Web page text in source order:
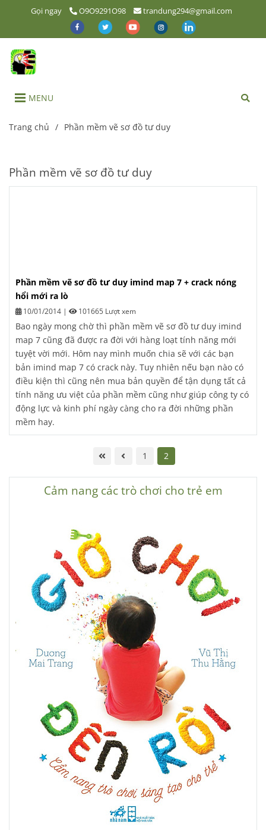
Gọi ngay O9O9291O98 trandung294@gmail.com
MENU
Trang chủ / Phần mềm vẽ sơ đồ tư duy
Phần mềm vẽ sơ đồ tư duy
Phần mềm vẽ sơ đồ tư duy imind map 7 + crack nóng
hổi mới ra lò
10/01/2014 | 101665 Lượt xem
Bao ngày mong chờ thì phần mềm vẽ sơ đồ tư duy imind
map 7 cũng đã được ra đời với hàng loạt tính năng mới
tuyệt vời mới. Hôm nay mình muốn chia sẽ với các bạn
bản imind map 7 có crack này. Tuy nhiên nếu bạn nào có
điều kiện thì cũng nên mua bản quyền để tận dụng tất cả
tính năng ưu việt của phần mềm cũng như giúp công ty có
động lực và kinh phí ngày càng cho ra đời những phần
mềm hay.
1 2
Cảm nang các trò chơi cho trẻ em